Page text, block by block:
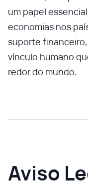
um papel
economias nos
suporte
vínculo humano
redor do mundo.
Aviso